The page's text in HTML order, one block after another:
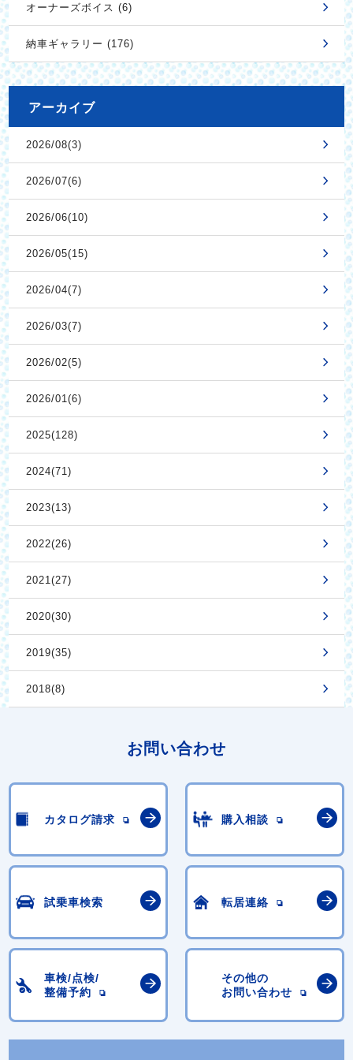
オーナーズボイス (6)
納車ギャラリー (176)
アーカイブ
2026/08(3)
2026/07(6)
2026/06(10)
2026/05(15)
2026/04(7)
2026/03(7)
2026/02(5)
2026/01(6)
2025(128)
2024(71)
2023(13)
2022(26)
2021(27)
2020(30)
2019(35)
2018(8)
お問い合わせ
カタログ請求 購入相談
試乗車検索 転居連絡
車検/点検/
整備予約
その他の
お問い合わせ